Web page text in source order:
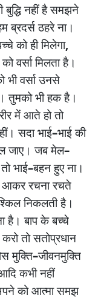
बुद्धि नहीं है समझने
ब्रदर्स ठहरे ना।
को ही मिलेगा,
को वर्सा मिलता है।
भी वर्सा उनसे
तुमको भी हक है।
में आते हो तो
सदा भाई–भाई की
जाए। जब मेल–
तो भाई–बहन हुए ना।
आकर रचना रचते
निकलती है।
है। बाप के बच्चे
करो तो सतोप्रधान
मुक्ति–जीवनमुक्ति
कभी नहीं
को आत्मा समझ